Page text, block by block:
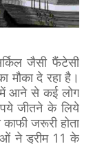
जैसी फैंटेसी
मौका दे रहा है।
में आने से कई लोग
जीतने के लिये
जरूरी होता
ने ड्रीम 11 के